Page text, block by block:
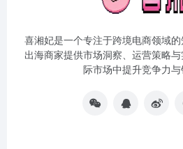
喜湘妃是一个专注于跨境电商领域
出海商家提供市场洞察、运营策略
际市场中提升竞争力与